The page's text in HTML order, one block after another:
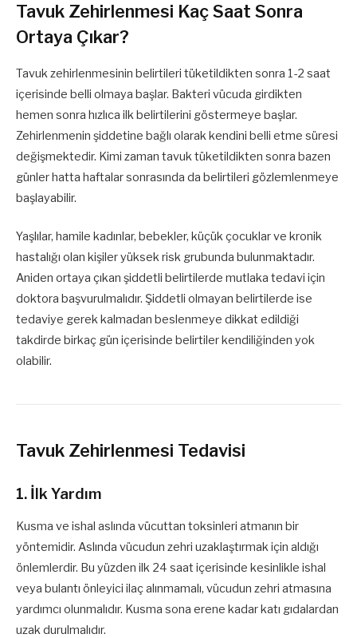
Tavuk Zehirlenmesi Kaç Saat Sonra
Ortaya Çıkar?
Tavuk zehirlenmesinin belirtileri tüketildikten sonra 1-2 saat
içerisinde belli olmaya başlar. Bakteri vücuda girdikten
hemen sonra hızlıca ilk belirtilerini göstermeye başlar.
Zehirlenmenin şiddetine bağlı olarak kendini belli etme süresi
değişmektedir. Kimi zaman tavuk tüketildikten sonra bazen
günler hatta haftalar sonrasında da belirtileri gözlemlenmeye
başlayabilir.
Yaşlılar, hamile kadınlar, bebekler, küçük çocuklar ve kronik
hastalığı olan kişiler yüksek risk grubunda bulunmaktadır.
Aniden ortaya çıkan şiddetli belirtilerde mutlaka tedavi için
doktora başvurulmalıdır. Şiddetli olmayan belirtilerde ise
tedaviye gerek kalmadan beslenmeye dikkat edildiği
takdirde birkaç gün içerisinde belirtiler kendiliğinden yok
olabilir.
Tavuk Zehirlenmesi Tedavisi
1. İlk Yardım
Kusma ve ishal aslında vücuttan toksinleri atmanın bir
yöntemidir. Aslında vücudun zehri uzaklaştırmak için aldığı
önlemlerdir. Bu yüzden ilk 24 saat içerisinde kesinlikle ishal
veya bulantı önleyici ilaç alınmamalı, vücudun zehri atmasına
yardımcı olunmalıdır. Kusma sona erene kadar katı gıdalardan
uzak durulmalıdır.